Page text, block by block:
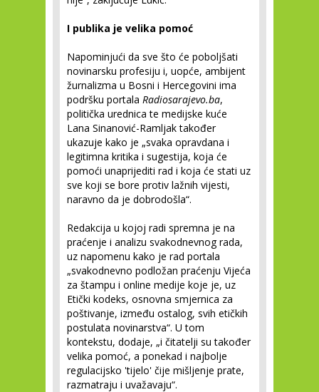
I publika je velika pomoć
Napominjući da sve što će poboljšati
novinarsku profesiju i, uopće, ambijent
žurnalizma u Bosni i Hercegovini ima
podršku portala Radiosarajevo.ba,
politička urednica te medijske kuće
Lana Sinanović-Ramljak također
ukazuje kako je „svaka opravdana i
legitimna kritika i sugestija, koja će
pomoći unaprijediti rad i koja će stati uz
sve koji se bore protiv lažnih vijesti,
naravno da je dobrodošla“.
Redakcija u kojoj radi spremna je na
praćenje i analizu svakodnevnog rada,
uz napomenu kako je rad portala
„svakodnevno podložan praćenju Vijeća
za štampu i online medije koje je, uz
Etički kodeks, osnovna smjernica za
poštivanje, između ostalog, svih etičkih
postulata novinarstva“. U tom
kontekstu, dodaje, „i čitatelji su također
velika pomoć, a ponekad i najbolje
regulacijsko 'tijelo' čije mišljenje prate,
razmatraju i uvažavaju“.